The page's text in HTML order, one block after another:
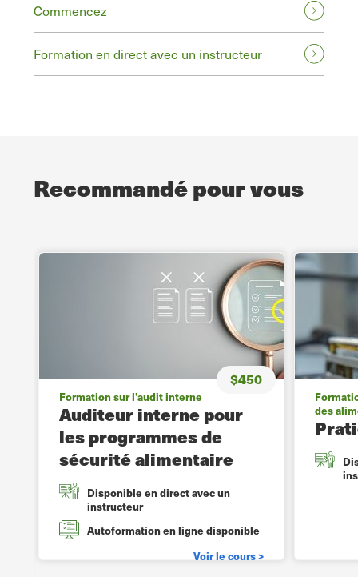
Commencez
Formation en direct avec un instructeur
Recommandé pour vous
$450
Formation sur l'audit interne
Auditeur interne pour
les programmes de
sécurité alimentaire
Disponible en direct avec un
instructeur
Autoformation en ligne disponible
Voir le cours >
des